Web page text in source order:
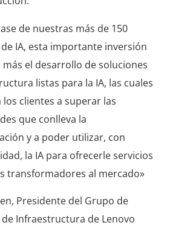
de nuestras más de 150
IA, esta importante inversión
el desarrollo de soluciones
listas para la IA, las cuales
los clientes a superar las
que conlleva la
y a poder utilizar, con
la IA para ofrecerle servicios
transformadores al mercado»
Presidente del Grupo de
Infraestructura de Lenovo